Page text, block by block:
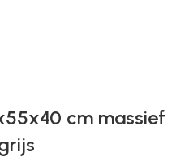
cm massief